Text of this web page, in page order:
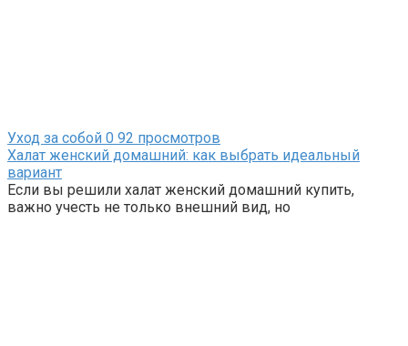
Уход за собой 0 92 просмотров
Халат женский домашний: как выбрать идеальный
вариант
Если вы решили халат женский домашний купить,
важно учесть не только внешний вид, но